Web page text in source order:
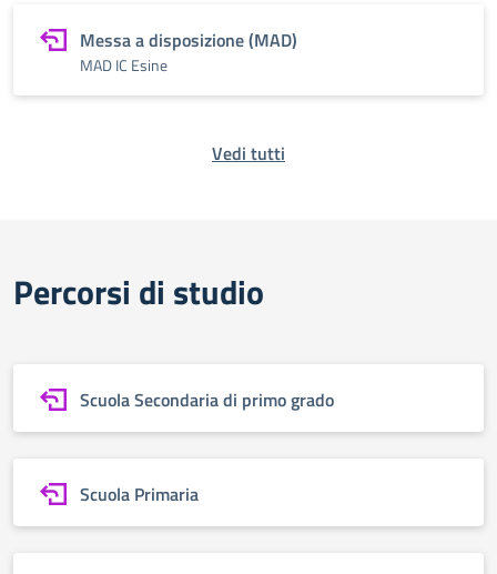
Messa a disposizione (MAD)
MAD IC Esine
Vedi tutti
Percorsi di studio
Scuola Secondaria di primo grado
Scuola Primaria